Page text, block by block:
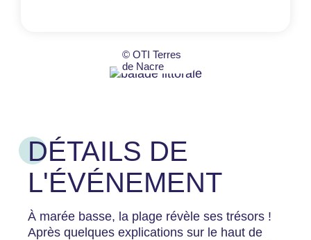
© OTI Terres
de Nacre
DÉTAILS DE
L'ÉVÉNEMENT
À marée basse, la plage révèle ses trésors !
Après quelques explications sur le haut de